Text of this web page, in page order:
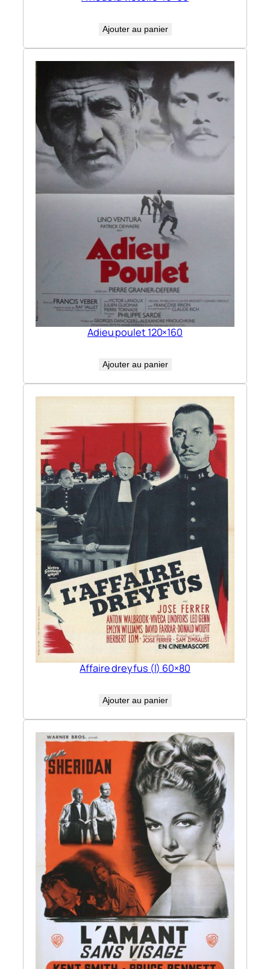
Ajouter au panier
Adieu poulet 120×160
Ajouter au panier
Affaire dreyfus (l) 60×80
Ajouter au panier